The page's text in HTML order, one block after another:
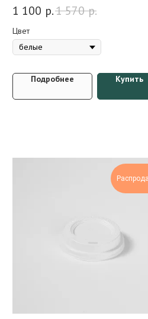
скидка.
1 100 р.1 570 р.
Цвет
Подробнее Купить